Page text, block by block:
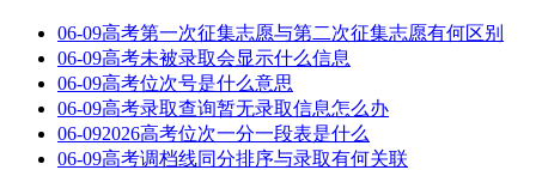
06-09高考第一次征集志愿与第二次征集志愿有何区别
06-09高考未被录取会显示什么信息
06-09高考位次号是什么意思
06-09高考录取查询暂无录取信息怎么办
06-092026高考位次一分一段表是什么
06-09高考调档线同分排序与录取有何关联